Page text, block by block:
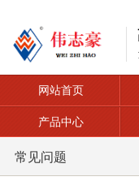
网站首页
产品中心
常见问题